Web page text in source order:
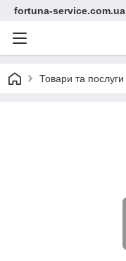
fortuna-service.com.ua
Товари та послуги